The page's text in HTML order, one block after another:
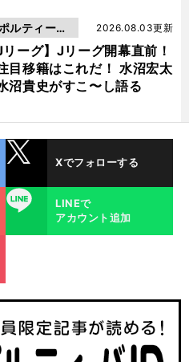
Jリーグ】Jリーグ開幕直前！
目移籍はこれだ！ 水沼宏太
沼貴史がすこ〜し語る
2026.08.03更新
ルティーバ
Xでフォローする
LINEで
アカウント追加